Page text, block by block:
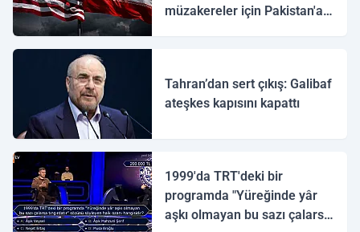
müzakereler için Pakistan'a
Tahran’dan sert çıkış: Galibaf
ateşkes kapısını kapattı
1999'da TRT'deki bir
programda "Yüreğinde yâr
aşkı olmayan bu sazı çalarsa